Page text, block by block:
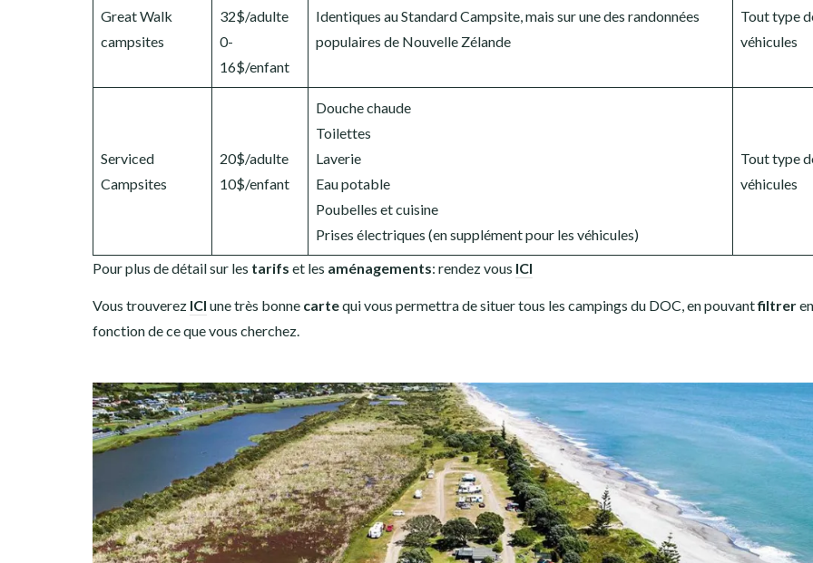
Great Walk
campsites
32$/adulte
0-
16$/enfant
Identiques au Standard Campsite, mais sur une des randonnées
populaires de Nouvelle Zélande
Tout type
véhicules
Serviced
Campsites
20$/adulte
10$/enfant
Douche chaude
Toilettes
Laverie
Eau potable
Poubelles et cuisine
Prises électriques (en supplément pour les véhicules)
Tout type
véhicules
Pour plus de détail sur les tarifs et les aménagements: rendez vous ICI
Vous trouverez ICI une très bonne cartequi vous permettra de situer tous les campings du DOC, en pouvantfiltreren
fonction de ce que vous cherchez.